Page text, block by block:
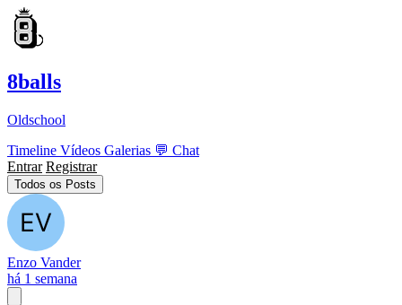
8balls
Oldschool
Timeline Vídeos Galerias 💬 Chat
Entrar Registrar
Todos os Posts
Enzo Vander
há 1 semana